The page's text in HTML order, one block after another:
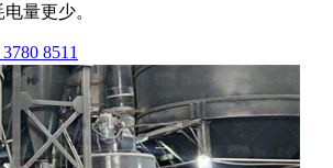
量更少。
8511